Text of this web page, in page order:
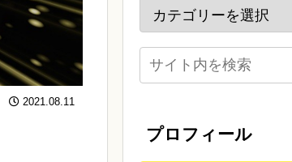
2021.08.11
プロフィール